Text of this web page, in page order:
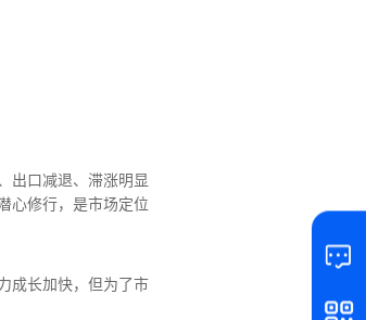
出口减退、滞涨明显
心修行，是市场定位
成长加快，但为了市